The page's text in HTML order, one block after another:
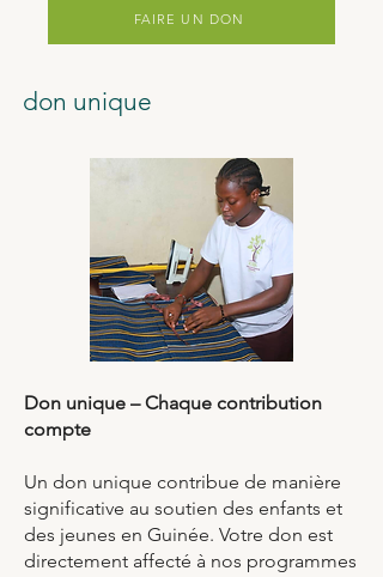
FAIRE UN DON
don unique
Don unique – Chaque contribution
compte
Un don unique contribue de manière
significative au soutien des enfants et
des jeunes en Guinée. Votre don est
directement affecté à nos programmes